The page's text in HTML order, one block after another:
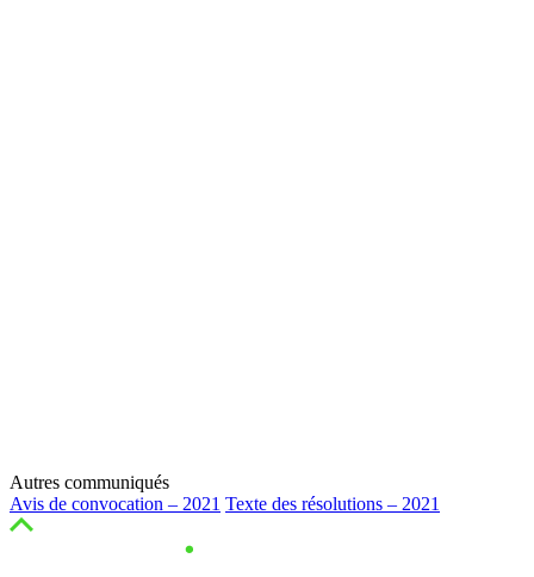
Autres communiqués
Avis de convocation – 2021 Texte des résolutions – 2021